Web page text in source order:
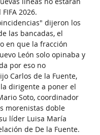
2026.
dijeron los
las bancadas, el
en que la fracción
León solo opinaba y
por eso no
Carlos de la Fuente,
dirigente a poner el
Soto, coordinador
morenistas doble
líder Luisa María
de De la Fuente.